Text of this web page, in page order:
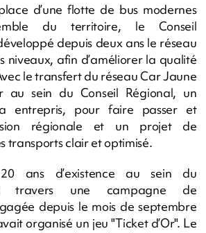
d’une flotte de bus modernes
du territoire, le Conseil
depuis deux ans le réseau
niveaux, afin d’améliorer la qualité
le transfert du réseau Car Jaune
au sein du Conseil Régional, un
entrepris, pour faire passer et
régionale et un projet de
transports clair et optimisé.
ans d’existence au sein du
travers une campagne de
depuis le mois de septembre
organisé un jeu "Ticket d’Or". Le